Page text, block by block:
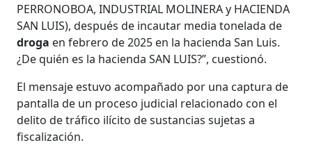
PERRONOBOA, INDUSTRIAL MOLINERA y HACIENDA
SAN LUIS), después de incautar media tonelada de
droga en febrero de 2025 en la hacienda San Luis.
¿De quién es la hacienda SAN LUIS?”, cuestionó.
El mensaje estuvo acompañado por una captura de
pantalla de un proceso judicial relacionado con el
delito de tráfico ilícito de sustancias sujetas a
fiscalización.